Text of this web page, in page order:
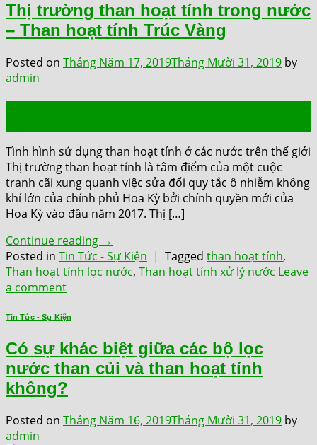
Thị trường than hoạt tính trong nước
– Than hoạt tính Trúc Vàng
Posted on Tháng Năm 17, 2019Tháng Mười 31, 2019 by
admin
Tình hình sử dụng than hoạt tính ở các nước trên thế giới
Thị trường than hoạt tính là tâm điểm của một cuộc
tranh cãi xung quanh việc sửa đổi quy tắc ô nhiễm không
khí lớn của chính phủ Hoa Kỳ bởi chính quyền mới của
Hoa Kỳ vào đầu năm 2017. Thị […]
Continue reading →
Posted in Tin Tức - Sự Kiện | Tagged than hoạt tính,
Than hoạt tính lọc nước, Than hoạt tính xử lý nước Leave
a comment
Tin Tức - Sự Kiện
Có sự khác biệt giữa các bộ lọc
nước than củi và than hoạt tính
không?
Posted on Tháng Năm 16, 2019Tháng Mười 31, 2019 by
admin